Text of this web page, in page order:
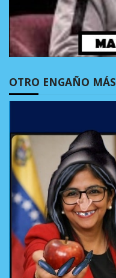
OTRO ENGAÑO MÁS